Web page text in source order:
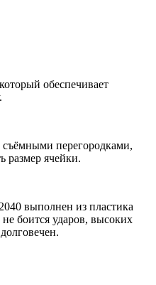
обеспечивает
перегородками,
размер ячейки.
выполнен из пластика
боится ударов, высоких